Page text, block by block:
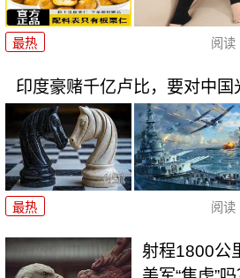
最热 阅读
印度豪赌千亿卢比，要对中国
最热 阅读
射程1800公